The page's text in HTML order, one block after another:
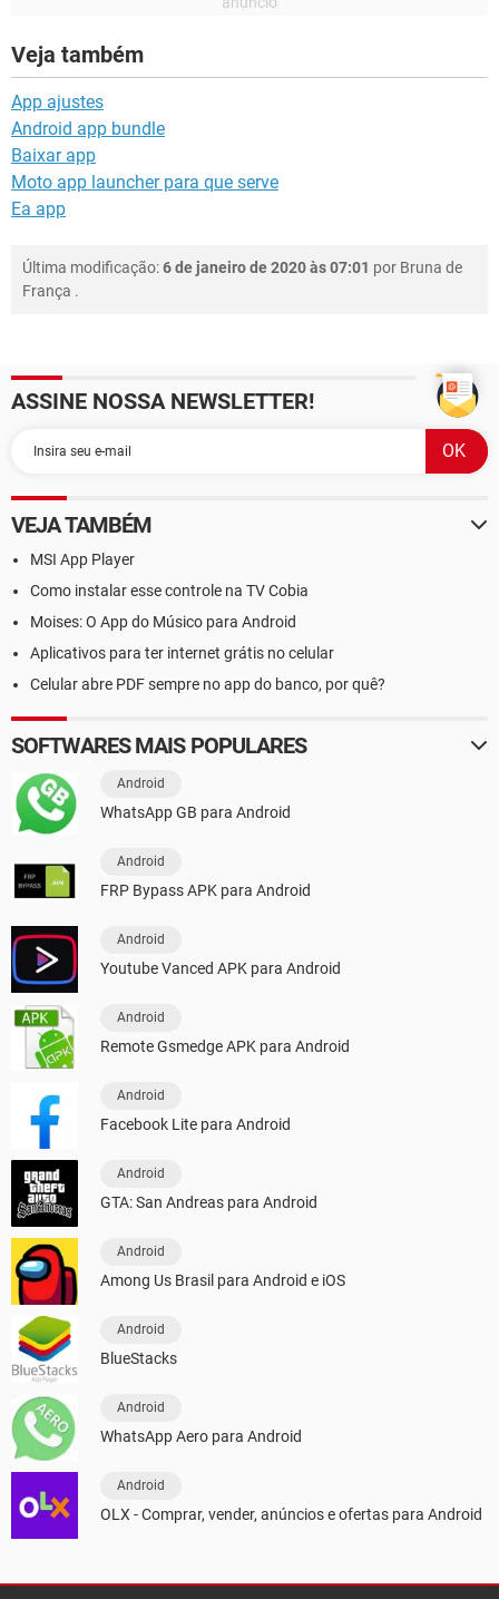
Veja também
App ajustes
Android app bundle
Baixar app
Moto app launcher para que serve
Ea app
Última modificação:6 de janeiro de 2020 às 07:01 por Bruna de
França .
ASSINE NOSSA NEWSLETTER!
VEJA TAMBÉM
MSI App Player
Como instalar esse controle na TV Cobia
Moises: O App do Músico para Android
Aplicativos para ter internet grátis no celular
Celular abre PDF sempre no app do banco, por quê?
SOFTWARES MAIS POPULARES
Android
WhatsApp GB para Android
Android
FRP Bypass APK para Android
Android
Youtube Vanced APK para Android
Android
Remote Gsmedge APK para Android
Android
Facebook Lite para Android
Android
GTA: San Andreas para Android
Android
Among Us Brasil para Android e iOS
Android
BlueStacks
Android
WhatsApp Aero para Android
Android
OLX - Comprar, vender, anúncios e ofertas para Android